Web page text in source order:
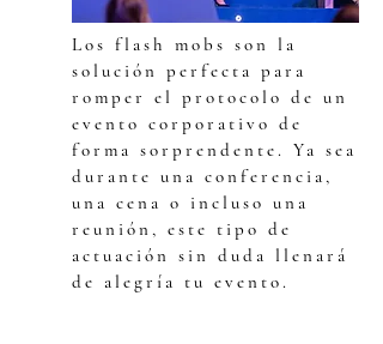
Los flash mobs son la
solución perfecta para
romper el protocolo de un
evento corporativo de
forma sorprendente. Ya sea
durante una conferencia,
una cena o incluso una
reunión, este tipo de
actuación sin duda llenará
de alegría tu evento.